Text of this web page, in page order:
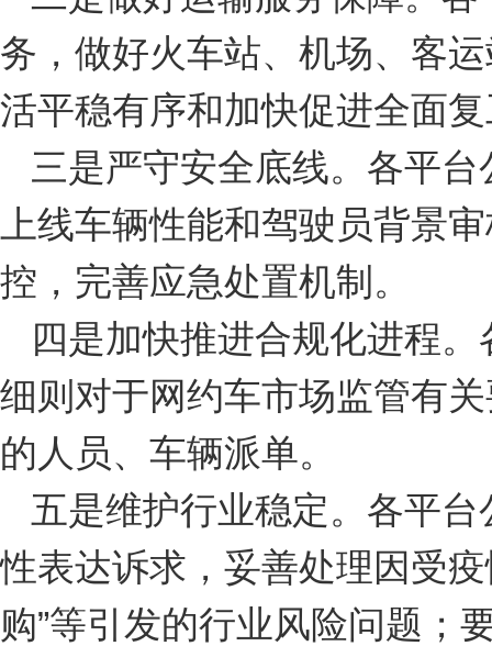
务，做好火车站、机场、客
活平稳有序和加快促进全面
三是严守安全底线。各平
上线车辆性能和驾驶员背景
控，完善应急处置机制。
四是加快推进合规化进程
细则对于网约车市场监管有
的人员、车辆派单。
五是维护行业稳定。各平
性表达诉求，妥善处理因受
购”等引发的行业风险问题；